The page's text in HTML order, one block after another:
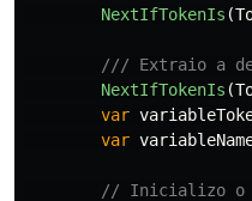
NextIfTokenIs (
/// Extraio a
NextIfTokenIs (
var
var
// Inicializo o